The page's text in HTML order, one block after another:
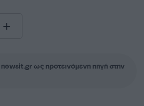
ως προτεινόμενη πηγή στην